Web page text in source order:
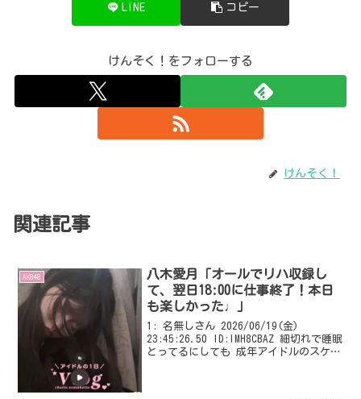
LINE コピー
けんそく！をフォローする
けんそく！
関連記事
AKB48
八木愛月「オールでリハ収録し
て、翌日18:00に仕事終了！本日
も楽しかった♩」
1: 名無しさん 2026/06/19(金)
23:45:26.50 ID:IMH8CBAZ 細切れで睡眠
とってるにしても 成年アイドルのスケジ